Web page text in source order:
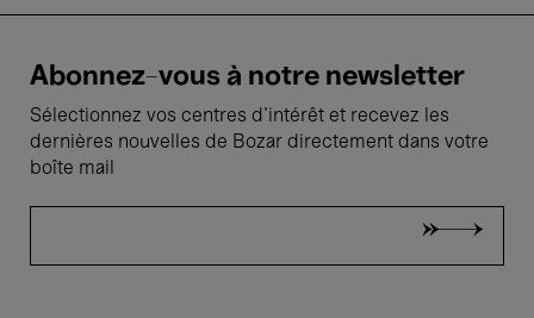
Abonnez-vous à notre newsletter
Sélectionnez vos centres d'intérêt et recevez les
dernières nouvelles de Bozar directement dans votre
boîte mail